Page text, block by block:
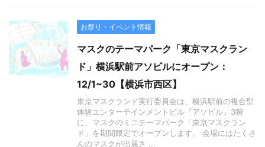
お祭り・イベント情報
マスクのテーマパーク「東京マスクラン
ド」横浜駅前アソビルにオープン：
12/1~30【横浜市西区】
東京マスクランド実行委員会は、横浜駅前の複合型
体験エンターテインメントビル『アソビル』3階
に、マスクのミニテーマパーク「東京マスクラン
ド」を期間限定でオープンします。 会場にはたくさ
んのマスクが出展さ ...